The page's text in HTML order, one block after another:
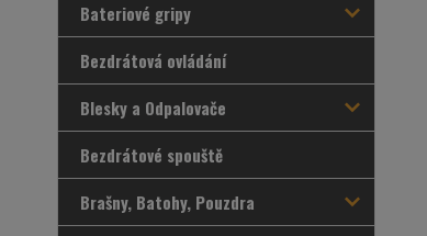
Bateriové gripy
Bezdrátová ovládání
Blesky a Odpalovače
Bezdrátové spouště
Brašny, Batohy, Pouzdra